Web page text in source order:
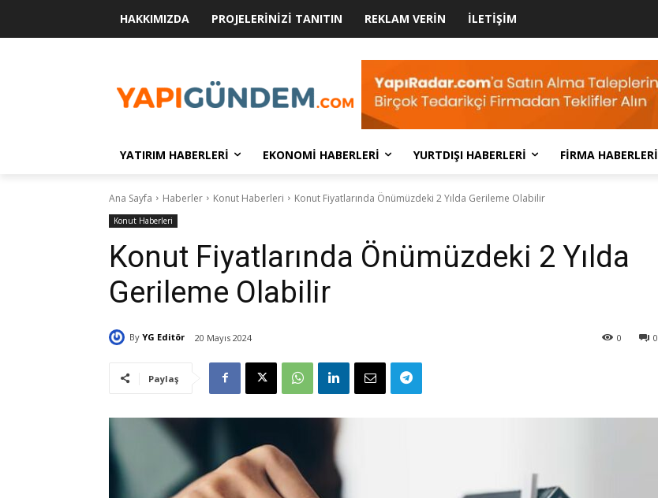
HAKKIMIZDA PROJELERINIZI TANITIN REKLAM VERIN İLETIŞIM
YATIRIM HABERLERI EKONOMI HABERLERI YURTDIŞI HABERLERI FIRMA HABERLERI
Ana Sayfa Haberler Konut Haberleri Konut Fiyatlarında Önümüzdeki 2 Yılda Gerileme Olabilir
Konut Haberleri
Konut Fiyatlarında Önümüzdeki 2 Yılda
Gerileme Olabilir
By YG Editör 20 Mayıs 2024 0
0
Paylaş